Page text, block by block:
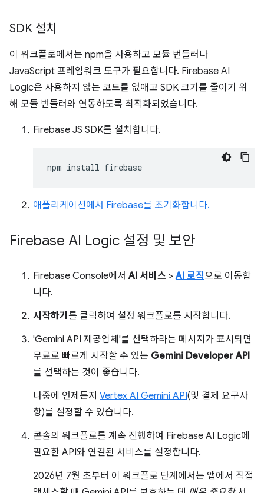
SDK 설치
이 워크플로에서는 npm을 사용하고 모듈 번들러나
JavaScript 프레임워크 도구가 필요합니다. Firebase AI
Logic은 사용하지 않는 코드를 없애고 SDK 크기를 줄이기 위
해 모듈 번들러와 연동하도록 최적화되었습니다.
Firebase JS SDK를 설치합니다.
npm install
애플리케이션에서 Firebase를 초기화합니다.
Firebase AI Logic 설정 및 보안
Firebase Console에서AI 서비스 >AI 로직으로 이동합
니다.
시작하기 를 클릭하여 설정 워크플로를 시작합니다.
'Gemini API 제공업체'를 선택하라는 메시지가 표시되면
무료로 빠르게 시작할 수 있는 Gemini Developer API
를 선택하는 것이 좋습니다.
나중에 언제든지 Vertex AI Gemini API(및 결제 요구사
항)를 설정할 수 있습니다.
콘솔의 워크플로를 계속 진행하여 Firebase AI Logic에
필요한 API와 연결된 서비스를 설정합니다.
2026년 7월 초부터 이 워크플로 단계에서는 앱에서 직접